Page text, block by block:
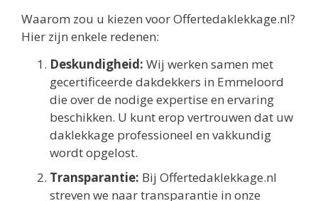
Waarom zou u kiezen voor Offertedaklekkage.nl?
Hier zijn enkele redenen:
Deskundigheid: Wij werken samen met
gecertificeerde dakdekkers in Emmeloord
die over de nodige expertise en ervaring
beschikken. U kunt erop vertrouwen dat uw
daklekkage professioneel en vakkundig
wordt opgelost.
Transparantie: Bij Offertedaklekkage.nl
streven we naar transparantie in onze